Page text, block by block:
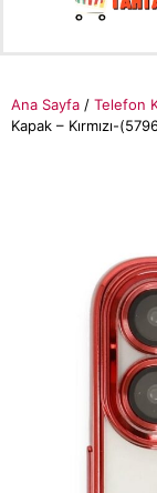
Ana Sayfa / Telefon
Kapak – Kırmızı-